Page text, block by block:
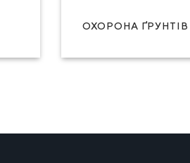
ОХОРОНА ҐРУНТІВ